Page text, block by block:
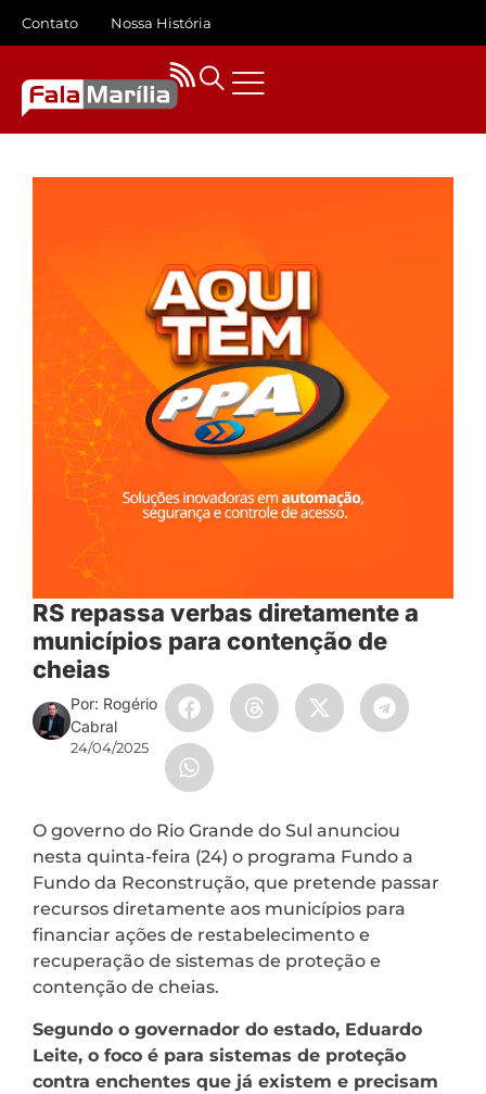
Contato Nossa História
RS repassa verbas diretamente a
municípios para contenção de
cheias
Por: Rogério
Cabral
24/04/2025
O governo do Rio Grande do Sul anunciou
nesta quinta-feira (24) o programa Fundo a
Fundo da Reconstrução, que pretende passar
recursos diretamente aos municípios para
financiar ações de restabelecimento e
recuperação de sistemas de proteção e
contenção de cheias.
Segundo o governador do estado, Eduardo
Leite, o foco é para sistemas de proteção
contra enchentes que já existem e precisam